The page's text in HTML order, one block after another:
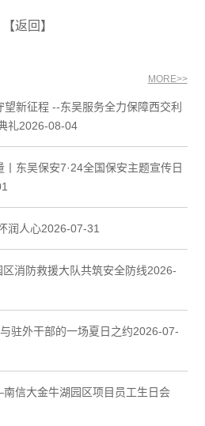
【返回】
MORE>>
新征程 --东吴服务全力保障西交利
礼2026-08-04
东吴保安7·24全国保安主题宣传日
润人心2026-07-31
消防救援大队共筑安全防线2026-
驻外干部的一场夏日之约2026-07-
信大金牛湖园区项目员工生日会